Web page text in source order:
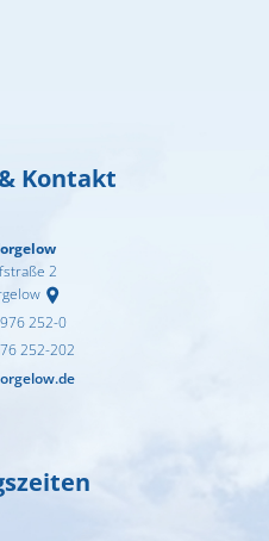
Kontakt
2
252-0
252-202